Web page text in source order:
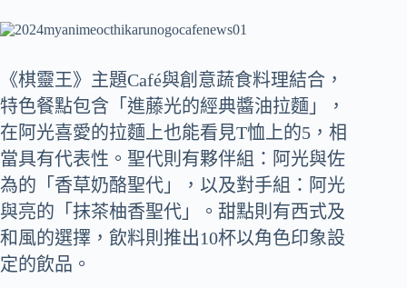
《棋靈王》主題Café與創意蔬食料理結合，
特色餐點包含「進藤光的經典醬油拉麵」，
在阿光喜愛的拉麵上也能看見T恤上的5，相
當具有代表性。聖代則有夥伴組：阿光與佐
為的「香草奶酪聖代」，以及對手組：阿光
與亮的「抹茶柚香聖代」。甜點則有西式及
和風的選擇，飲料則推出10杯以角色印象設
定的飲品。